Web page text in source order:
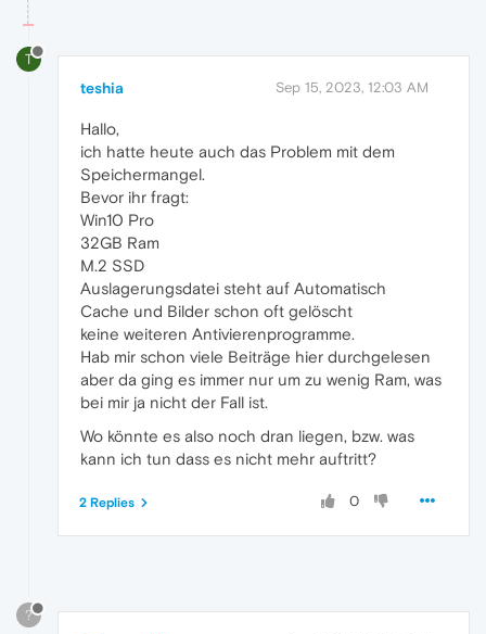
T
teshia Sep 15, 2023, 12:03 AM
Hallo,
ich hatte heute auch das Problem mit dem
Speichermangel.
Bevor ihr fragt:
Win10 Pro
32GB Ram
M.2 SSD
Auslagerungsdatei steht auf Automatisch
Cache und Bilder schon oft gelöscht
keine weiteren Antivierenprogramme.
Hab mir schon viele Beiträge hier durchgelesen
aber da ging es immer nur um zu wenig Ram, was
bei mir ja nicht der Fall ist.
Wo könnte es also noch dran liegen, bzw. was
kann ich tun dass es nicht mehr auftritt?
0
2 Replies
?